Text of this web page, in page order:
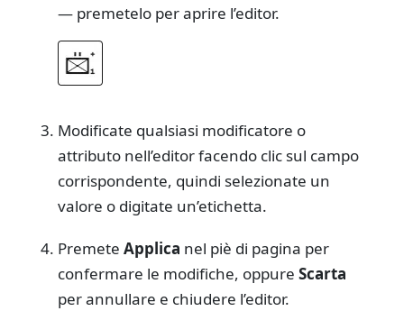
— premetelo per aprire l’editor.
Modificate qualsiasi modificatore o
attributo nell’editor facendo clic sul campo
corrispondente, quindi selezionate un
valore o digitate un’etichetta.
Premete Applica nel piè di pagina per
confermare le modifiche, oppure Scarta
per annullare e chiudere l’editor.